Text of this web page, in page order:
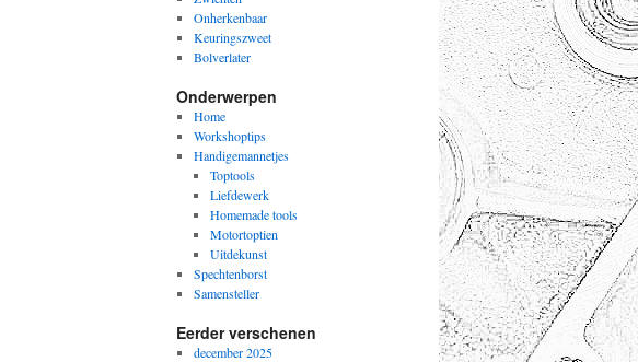
Onherkenbaar
Keuringszweet
Bolverlater
Onderwerpen
Home
Workshoptips
Handigemannetjes
Toptools
Liefdewerk
Homemade tools
Motortoptien
Uitdekunst
Spechtenborst
Samensteller
Eerder verschenen
december 2025